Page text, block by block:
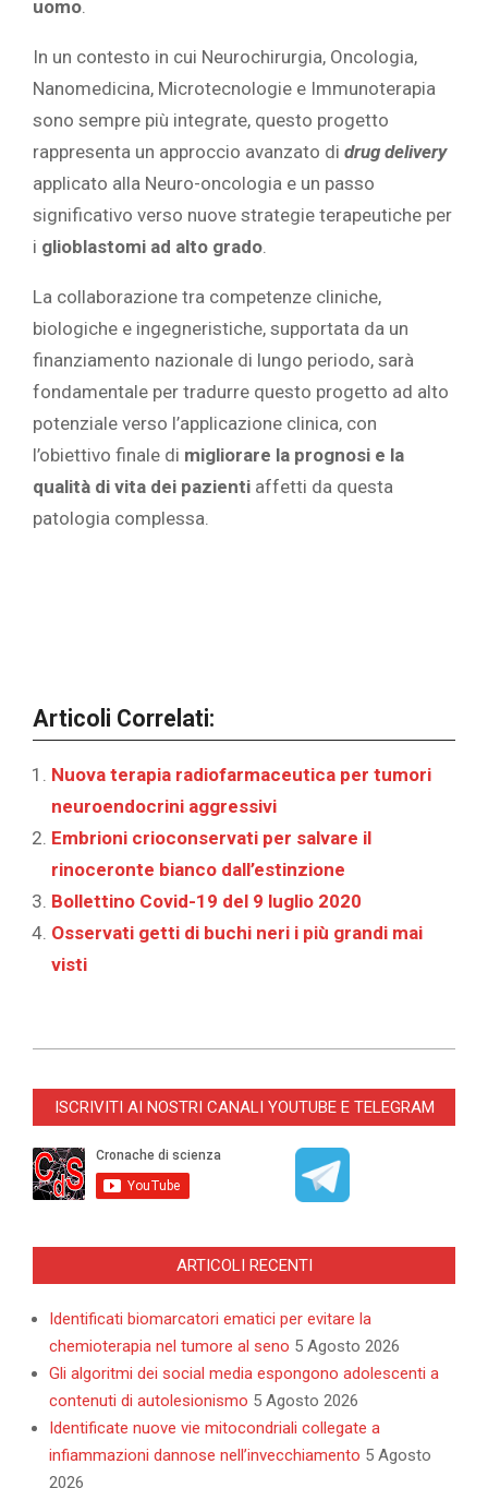
uomo.
In un contesto in cui Neurochirurgia, Oncologia,
Nanomedicina, Microtecnologie e Immunoterapia
sono sempre più integrate, questo progetto
rappresenta un approccio avanzato di drug delivery
applicato alla Neuro-oncologia e un passo
significativo verso nuove strategie terapeutiche per
i glioblastomi ad alto grado.
La collaborazione tra competenze cliniche,
biologiche e ingegneristiche, supportata da un
finanziamento nazionale di lungo periodo, sarà
fondamentale per tradurre questo progetto ad alto
potenziale verso l’applicazione clinica, con
l’obiettivo finale di migliorare la prognosi e la
qualità di vita dei pazienti affetti da questa
patologia complessa.
Articoli Correlati:
Nuova terapia radiofarmaceutica per tumori
neuroendocrini aggressivi
Embrioni crioconservati per salvare il
rinoceronte bianco dall’estinzione
Bollettino Covid-19 del 9 luglio 2020
Osservati getti di buchi neri i più grandi mai
visti
06-
ISCRIVITI AI NOSTRI CANALI YOUTUBE E TELEGRAM
ARTICOLI RECENTI
Identificati biomarcatori ematici per evitare la
chemioterapia nel tumore al seno 5 Agosto 2026
Gli algoritmi dei social media espongono adolescenti a
contenuti di autolesionismo 5 Agosto 2026
Identificate nuove vie mitocondriali collegate a
infiammazioni dannose nell’invecchiamento 5 Agosto
2026